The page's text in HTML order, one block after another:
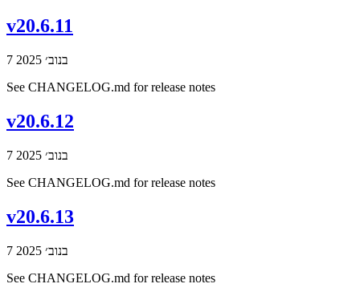
v20.6.11
7 בנוב׳ 2025
See CHANGELOG.md for release notes
v20.6.12
7 בנוב׳ 2025
See CHANGELOG.md for release notes
v20.6.13
7 בנוב׳ 2025
See CHANGELOG.md for release notes